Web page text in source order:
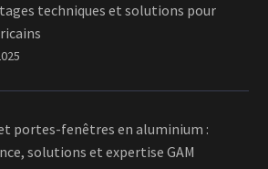
techniques et solutions pour
portes-fenêtres en aluminium :
solutions et expertise GAM